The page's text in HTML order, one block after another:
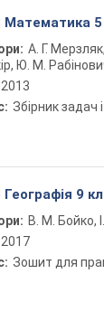
Математика 5
А. Г.
Ю. М.
2013
Збірник задач
9
В. М. Бойко,
2017
Зошит для